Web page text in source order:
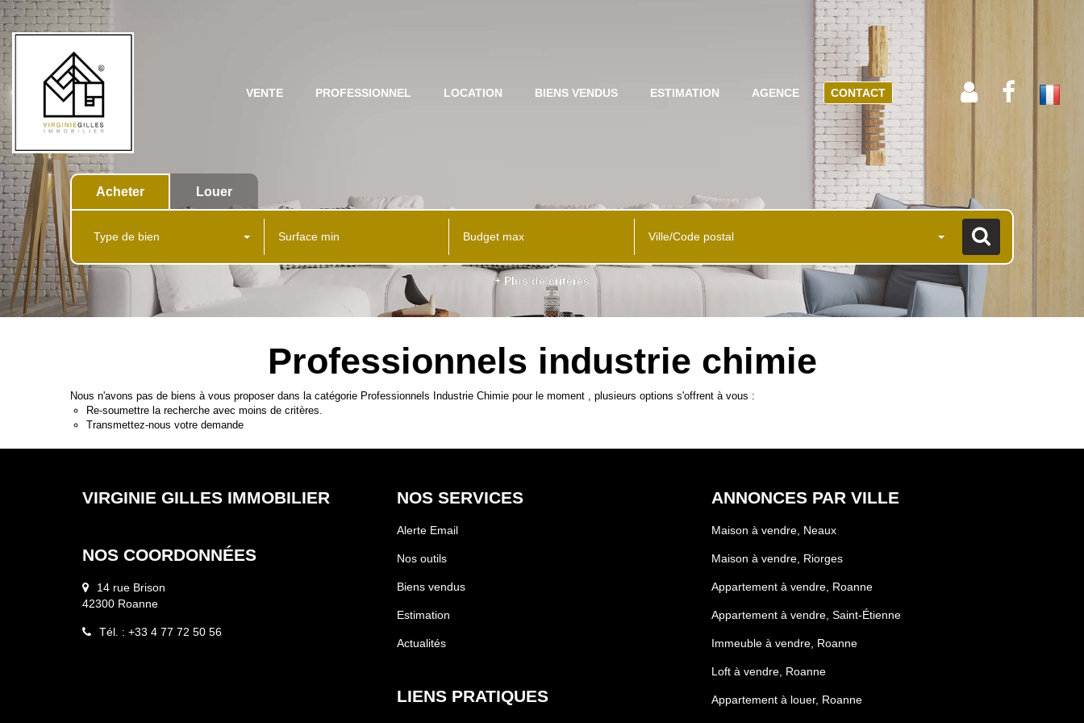
VENTE PROFESSIONNEL LOCATION BIENS VENDUS ESTIMATION AGENCE CONTACT
Acheter Louer
Type de bien Ville/Code postal
+ Plus de critères
Professionnels industrie chimie
Nous n'avons pas de biens à vous proposer dans la catégorie Professionnels Industrie Chimie pour le moment , plusieurs options s'offrent à vous :
Re-soumettre la recherche avec moins de critères.
Transmettez-nous votre demande
VIRGINIE GILLES IMMOBILIER
NOS COORDONNÉES
14 rue Brison
42300 Roanne
Tél. : +33 4 77 72 50 56
NOS SERVICES
Alerte Email
Nos outils
Biens vendus
Estimation
Actualités
LIENS PRATIQUES
ANNONCES PAR VILLE
Maison à vendre, Neaux
Maison à vendre, Riorges
Appartement à vendre, Roanne
Appartement à vendre, Saint-Étienne
Immeuble à vendre, Roanne
Loft à vendre, Roanne
Appartement à louer, Roanne